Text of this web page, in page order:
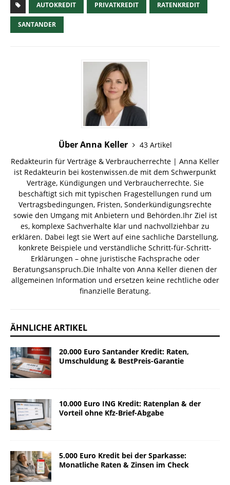
AUTOKREDIT PRIVATKREDIT RATENKREDIT
SANTANDER
Über Anna Keller
43 Artikel
Redakteurin für Verträge & Verbraucherrechte | Anna Keller
ist Redakteurin bei kostenwissen.de mit dem Schwerpunkt
Verträge, Kündigungen und Verbraucherrechte. Sie
beschäftigt sich mit typischen Fragestellungen rund um
Vertragsbedingungen, Fristen, Sonderkündigungsrechte
sowie den Umgang mit Anbietern und Behörden.Ihr Ziel ist
es, komplexe Sachverhalte klar und nachvollziehbar zu
erklären. Dabei legt sie Wert auf eine sachliche Darstellung,
konkrete Beispiele und verständliche Schritt-für-Schritt-
Erklärungen – ohne juristische Fachsprache oder
Beratungsanspruch.Die Inhalte von Anna Keller dienen der
allgemeinen Information und ersetzen keine rechtliche oder
finanzielle Beratung.
ÄHNLICHE ARTIKEL
20.000 Euro Santander Kredit: Raten,
Umschuldung & BestPreis-Garantie
10.000 Euro ING Kredit: Ratenplan & der
Vorteil ohne Kfz-Brief-Abgabe
5.000 Euro Kredit bei der Sparkasse:
Monatliche Raten & Zinsen im Check